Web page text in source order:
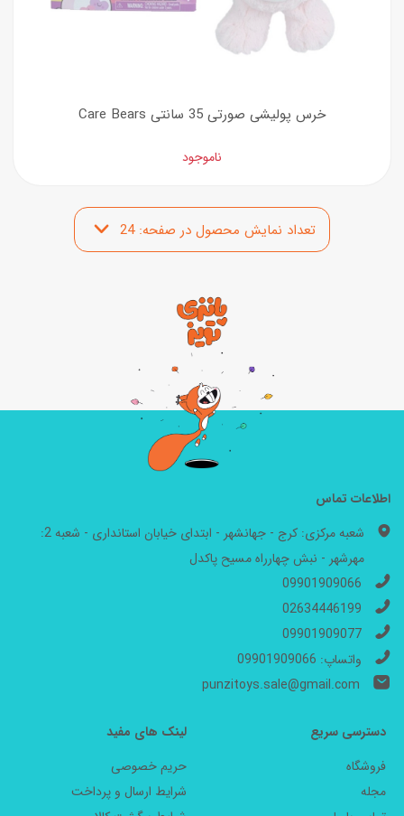
خرس پولیشی صورتی 35 سانتی Care Bears
ناموجود
اطلاعات تماس
شعبه مرکزی: کرج - جهانشهر - ابتدای خیابان استانداری - شعبه 2:
مهرشهر - نبش چهارراه مسیح پاکدل
09901909066
02634446199
09901909077
واتساپ: 09901909066
punzitoys.sale@gmail.com
دسترسی سریع
فروشگاه
مجله
لینک های مفید
حریم خصوصی
شرایط ارسال و پرداخت